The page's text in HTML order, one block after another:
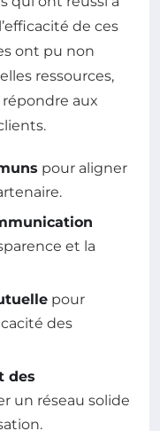
de ces
ont pu non
ressources,
aux
pour aligner
et la
pour
des
des
un réseau solide